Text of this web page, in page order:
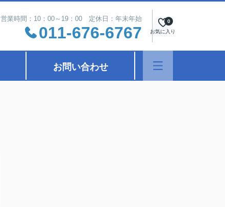
営業時間：10：00～19：00 定休日：年末年始
011-676-6767 お気に入り
0
お問い合わせ